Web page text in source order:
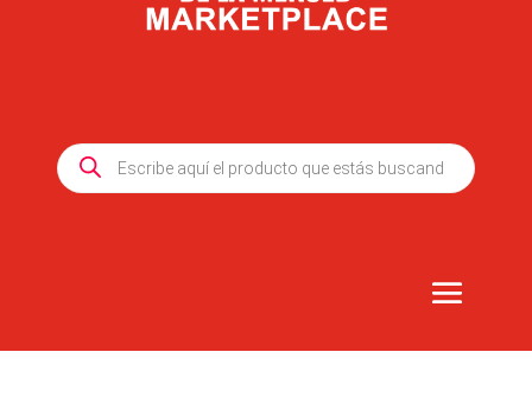
Products
search